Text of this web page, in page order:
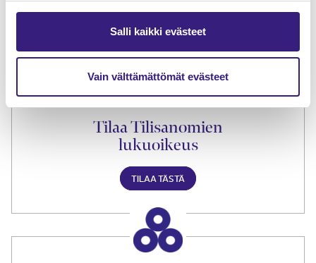
Salli kaikki evästeet
Vain välttämättömät evästeet
TILAA TÄSTÄ
Tilaa Tilisanomien
lukuoikeus
TILAA TÄSTÄ